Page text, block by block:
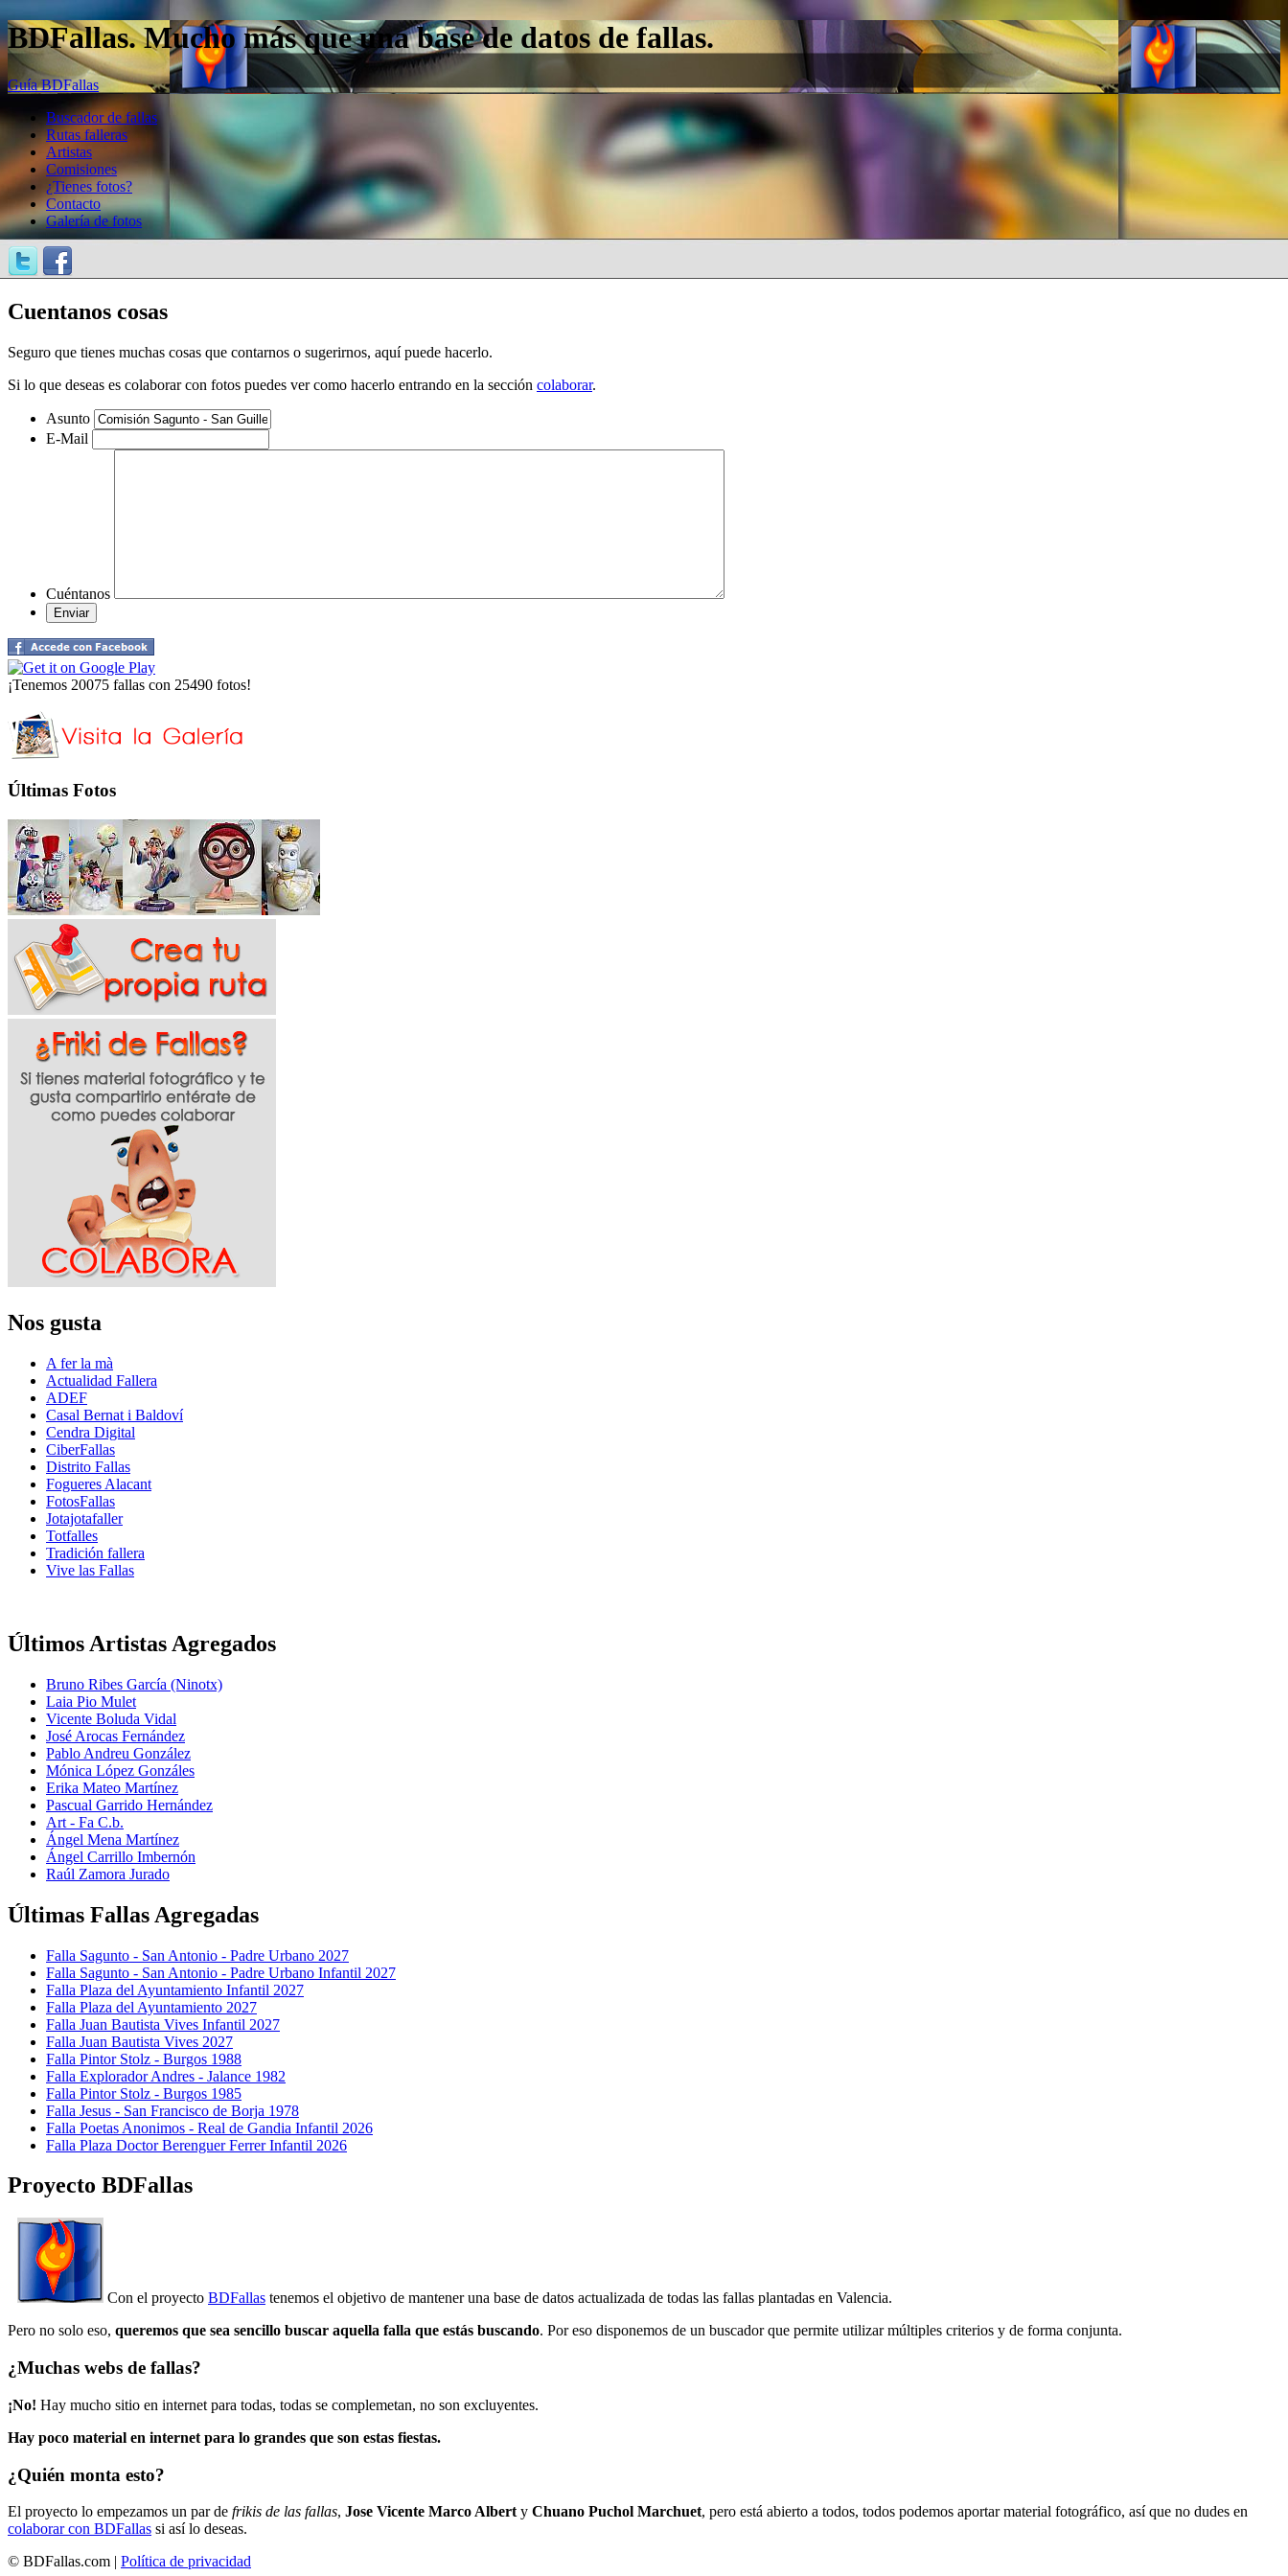
BDFallas. Mucho más que una base de datos de fallas.
Guía BDFallas
Buscador de fallas
Rutas falleras
Artistas
Comisiones
¿Tienes fotos?
Contacto
Galería de fotos
Cuentanos cosas
Seguro que tienes muchas cosas que contarnos o sugerirnos, aquí puede hacerlo.
Si lo que deseas es colaborar con fotos puedes ver como hacerlo entrando en la sección colaborar.
Asunto
E-Mail
Cuéntanos
¡Tenemos 20075 fallas con 25490 fotos!
Últimas Fotos
Nos gusta
A fer la mà
Actualidad Fallera
ADEF
Casal Bernat i Baldoví
Cendra Digital
CiberFallas
Distrito Fallas
Fogueres Alacant
FotosFallas
Jotajotafaller
Totfalles
Tradición fallera
Vive las Fallas
Últimos Artistas Agregados
Bruno Ribes García (Ninotx)
Laia Pio Mulet
Vicente Boluda Vidal
José Arocas Fernández
Pablo Andreu González
Mónica López Gonzáles
Erika Mateo Martínez
Pascual Garrido Hernández
Art - Fa C.b.
Ángel Mena Martínez
Ángel Carrillo Imbernón
Raúl Zamora Jurado
Últimas Fallas Agregadas
Falla Sagunto - San Antonio - Padre Urbano 2027
Falla Sagunto - San Antonio - Padre Urbano Infantil 2027
Falla Plaza del Ayuntamiento Infantil 2027
Falla Plaza del Ayuntamiento 2027
Falla Juan Bautista Vives Infantil 2027
Falla Juan Bautista Vives 2027
Falla Pintor Stolz - Burgos 1988
Falla Explorador Andres - Jalance 1982
Falla Pintor Stolz - Burgos 1985
Falla Jesus - San Francisco de Borja 1978
Falla Poetas Anonimos - Real de Gandia Infantil 2026
Falla Plaza Doctor Berenguer Ferrer Infantil 2026
Proyecto BDFallas
Con el proyecto BDFallas tenemos el objetivo de mantener una base de datos actualizada de todas las fallas plantadas en Valencia.
Pero no solo eso, queremos que sea sencillo buscar aquella falla que estás buscando. Por eso disponemos de un buscador que permite utilizar múltiples criterios y de forma conjunta.
¿Muchas webs de fallas?
¡No! Hay mucho sitio en internet para todas, todas se complemetan, no son excluyentes.
Hay poco material en internet para lo grandes que son estas fiestas.
¿Quién monta esto?
El proyecto lo empezamos un par de frikis de las fallas, Jose Vicente Marco Albert y Chuano Puchol Marchuet, pero está abierto a todos, todos podemos aportar material fotográfico, así que no dudes en
colaborar con BDFallas si así lo deseas.
© BDFallas.com | Política de privacidad